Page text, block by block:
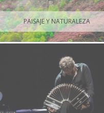
PAISAJE Y NATURALEZA